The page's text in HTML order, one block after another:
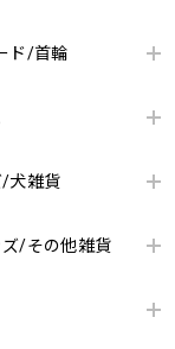
ド/首輪
/犬雑貨
/その他雑貨